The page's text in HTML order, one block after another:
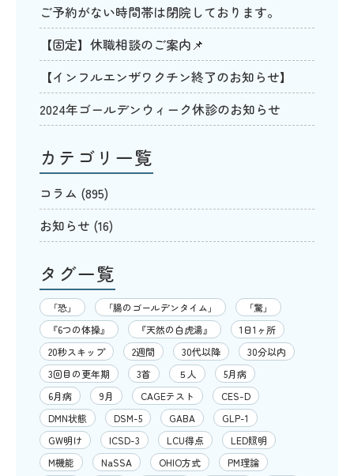
ご予約がない時間帯は閉院しております。
【固定】休職相談のご案内📌
【インフルエンザワクチン終了のお知らせ】
2024年ゴールデンウィーク休診のお知らせ
カテゴリ一覧
コラム (895)
お知らせ (16)
タグ一覧
「恐」 「腸のゴールデンタイム」
「驚」
『6つの体操』
『天然の白虎湯』
1日1ヶ所
20秒スキップ
2週間 30代以降
30分以内
3回目の更年期
3首 ５人
5月病
6月病
9月 CAGEテスト
CES-D
DMN状態
DSM-5 GABA
GLP-1
GW明け
ICSD-3 LCU得点
LED照明
M機能
NaSSA OHIO方式
PM理論